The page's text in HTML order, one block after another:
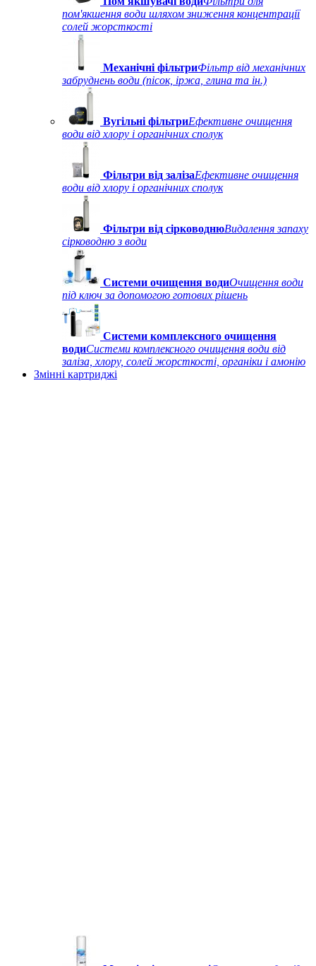
пом'якшення води шляхом зниження концентрації
солей жорсткості
Механічні фільтриФільтр від механічних
забруднень води (пісок, іржа, глина та ін.)
Вугільні фільтриЕфективне очищення
води від хлору і органічних сполук
Фільтри від залізаЕфективне очищення
води від хлору і органічних сполук
Фільтри від сірководнюВидалення запаху
сірководню з води
Системи очищення водиОчищення води
під ключ за допомогою готових рішень
Системи комплексного очищення
водиСистеми комплексного очищення води від
заліза, хлору, солей жорсткості, органіки і амонію
Змінні картриджі